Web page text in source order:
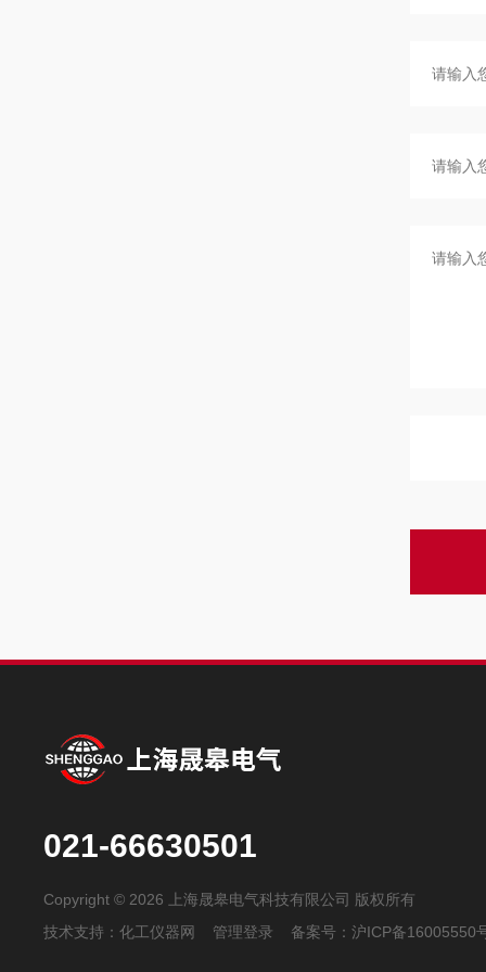
021-66630501
Copyright © 2026 上海晟皋电气科技有限公司 版权所有
技术支持：化工仪器网 管理登录 备案号：沪ICP备16005550